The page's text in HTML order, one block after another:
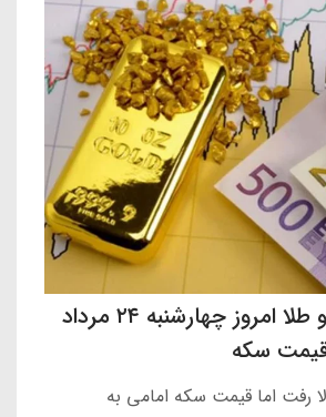
نرخ ارز ، سکه و طلا امروز چهارشنبه ۲۴ مرداد
رفت اما قیمت سکه امامی به